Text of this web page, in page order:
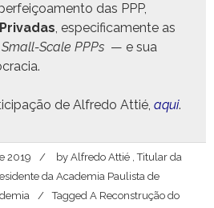
das PPP,
, especi­fi­ca­mente as
Small-Scale PPPs — e sua
de Alfre­do Attié, aqui.
2019 by Alfredo Attié , Titular da
da Academia Paulista de
Tagged A Reconstrução do